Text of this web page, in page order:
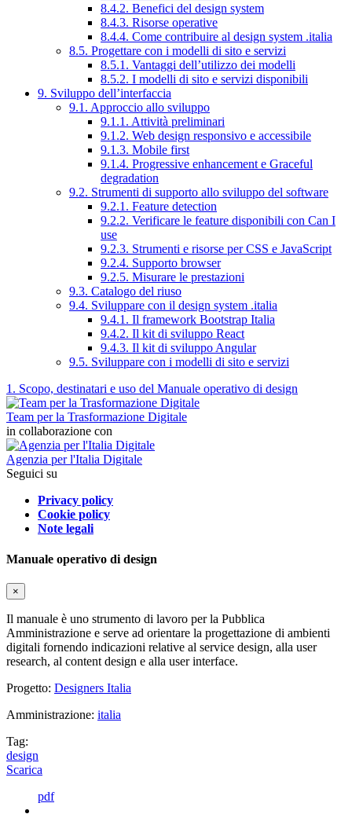
8.4.2. Benefici del design system
8.4.3. Risorse operative
8.4.4. Come contribuire al design system .italia
8.5. Progettare con i modelli di sito e servizi
8.5.1. Vantaggi dell’utilizzo dei modelli
8.5.2. I modelli di sito e servizi disponibili
9. Sviluppo dell’interfaccia
9.1. Approccio allo sviluppo
9.1.1. Attività preliminari
9.1.2. Web design responsivo e accessibile
9.1.3. Mobile first
9.1.4. Progressive enhancement e Graceful
degradation
9.2. Strumenti di supporto allo sviluppo del software
9.2.1. Feature detection
9.2.2. Verificare le feature disponibili con Can I
use
9.2.3. Strumenti e risorse per CSS e JavaScript
9.2.4. Supporto browser
9.2.5. Misurare le prestazioni
9.3. Catalogo del riuso
9.4. Sviluppare con il design system .italia
9.4.1. Il framework Bootstrap Italia
9.4.2. Il kit di sviluppo React
9.4.3. Il kit di sviluppo Angular
9.5. Sviluppare con i modelli di sito e servizi
1. Scopo, destinatari e uso del Manuale operativo di design
Team per la Trasformazione Digitale
in collaborazione con
Agenzia per l'Italia Digitale
Seguici su
Privacy policy
Cookie policy
Note legali
Manuale operativo di design
×
Il manuale è uno strumento di lavoro per la Pubblica
Amministrazione e serve ad orientare la progettazione di ambienti
digitali fornendo indicazioni relative al service design, alla user
research, al content design e alla user interface.
Progetto: Designers Italia
Amministrazione: italia
Tag:
design
Scarica
pdf